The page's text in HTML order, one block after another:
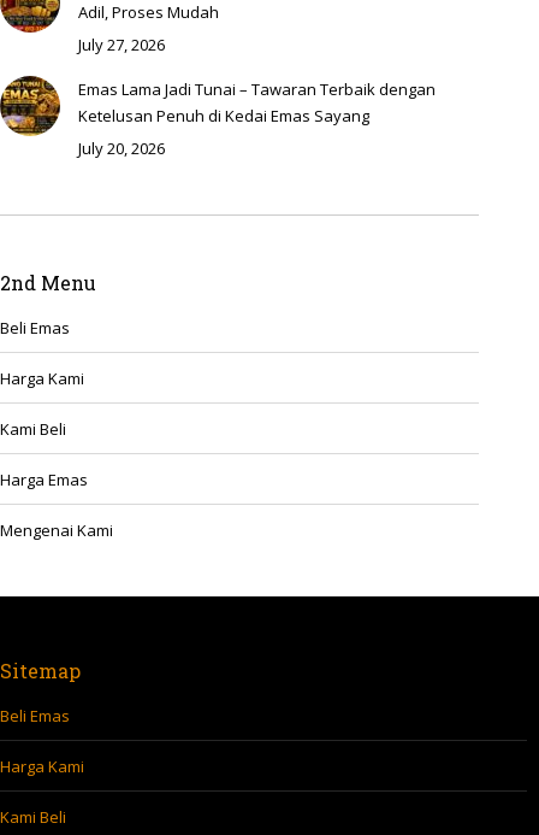
Adil, Proses Mudah
July 27, 2026
Emas Lama Jadi Tunai – Tawaran Terbaik dengan
Ketelusan Penuh di Kedai Emas Sayang
July 20, 2026
2nd Menu
Beli Emas
Harga Kami
Kami Beli
Harga Emas
Mengenai Kami
Sitemap
Beli Emas
Harga Kami
Kami Beli